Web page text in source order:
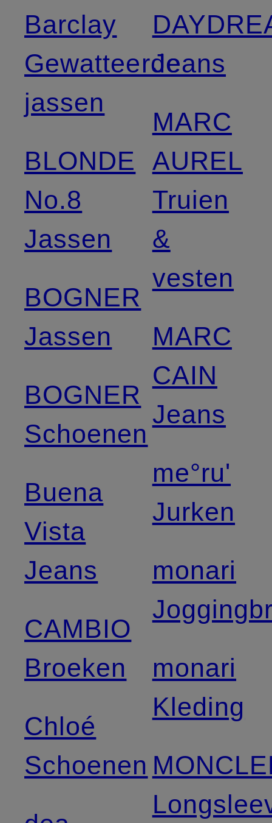
Barclay
Gewatteerde
jassen
BLONDE
No.8
Jassen
BOGNER
Jassen
BOGNER
Schoenen
Buena
Vista
Jeans
CAMBIO
Broeken
Chloé
Schoenen
Jeans
MARC
AUREL
Truien
&
vesten
MARC
CAIN
Jeans
me°ru'
Jurken
monari
monari
Kleding